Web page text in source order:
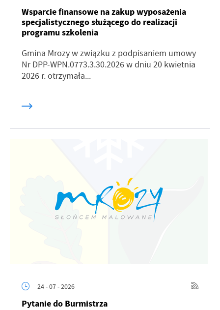
Wsparcie finansowe na zakup wyposażenia
specjalistycznego służącego do realizacji
programu szkolenia
Gmina Mrozy w związku z podpisaniem umowy
Nr DPP-WPN.0773.3.30.2026 w dniu 20 kwietnia
2026 r. otrzymała...
24 - 07 - 2026
Pytanie do Burmistrza